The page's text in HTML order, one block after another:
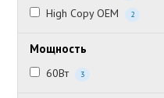
High Copy OEM 2
Мощность
60Вт 3